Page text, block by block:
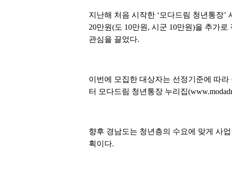
지난해 처음 시작한 ‘모다드림 청년통장
20만원(도 10만원, 시군 10만원)을 추가
관심을 끌었다.
이번에 모집한 대상자는 선정기준에 따
터 모다드림 청년통장 누리집
향후 경남도는 청년층의 수요에 맞게 사
획이다.